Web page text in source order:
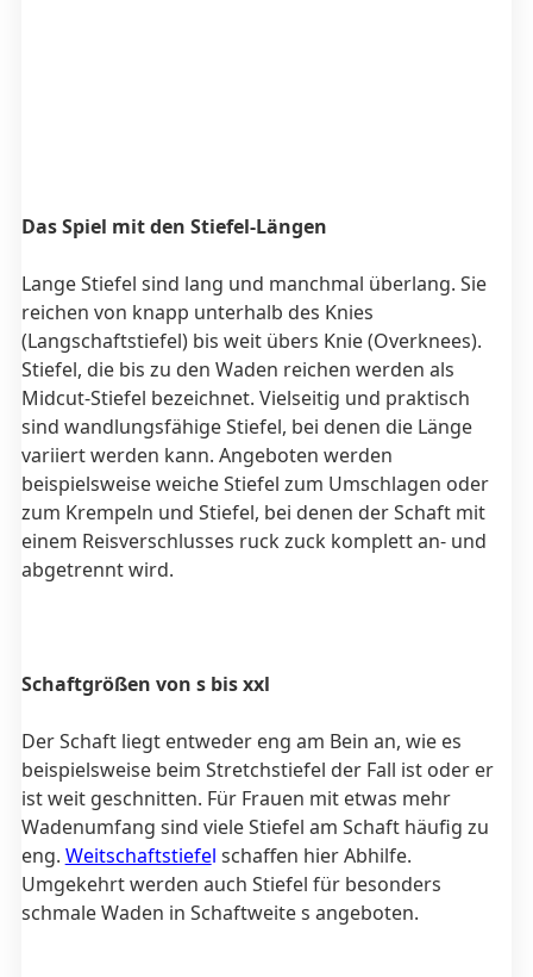
Das Spiel mit den Stiefel-Längen
Lange Stiefel sind lang und manchmal überlang. Sie
reichen von knapp unterhalb des Knies
(Langschaftstiefel) bis weit übers Knie (Overknees).
Stiefel, die bis zu den Waden reichen werden als
Midcut-Stiefel bezeichnet. Vielseitig und praktisch
sind wandlungsfähige Stiefel, bei denen die Länge
variiert werden kann. Angeboten werden
beispielsweise weiche Stiefel zum Umschlagen oder
zum Krempeln und Stiefel, bei denen der Schaft mit
einem Reisverschlusses ruck zuck komplett an- und
abgetrennt wird.
Schaftgrößen von s bis xxl
Der Schaft liegt entweder eng am Bein an, wie es
beispielsweise beim Stretchstiefel der Fall ist oder er
ist weit geschnitten. Für Frauen mit etwas mehr
Wadenumfang sind viele Stiefel am Schaft häufig zu
eng. Weitschaftstiefel schaffen hier Abhilfe.
Umgekehrt werden auch Stiefel für besonders
schmale Waden in Schaftweite s angeboten.